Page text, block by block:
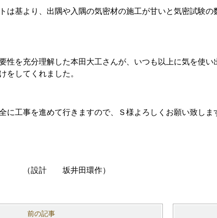
は基より、出隅や入隅の気密材の施工が甘いと気密試験
性を充分理解した本田大工さんが、いつも以上に気を使
をしてくれました。
に工事を進めて行きますので、Ｓ様よろしくお願い致しま
井田環作）
前の記事